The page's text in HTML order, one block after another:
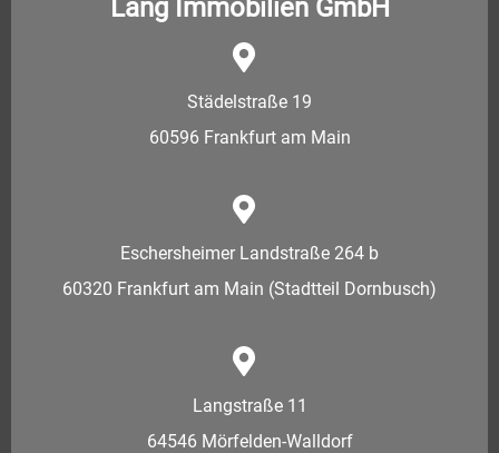
Lang Immobilien GmbH
Städelstraße 19
60596 Frankfurt am Main
Eschersheimer Landstraße 264 b
60320 Frankfurt am Main (Stadtteil Dornbusch)
Langstraße 11
64546 Mörfelden-Walldorf